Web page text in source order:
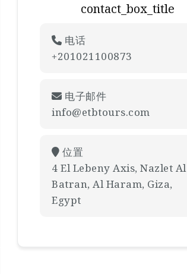
contact_box_title
电话
+201021100873
电子邮件
info@etbtours.com
位置
4 El Lebeny Axis, Nazlet Al
Batran, Al Haram, Giza,
Egypt